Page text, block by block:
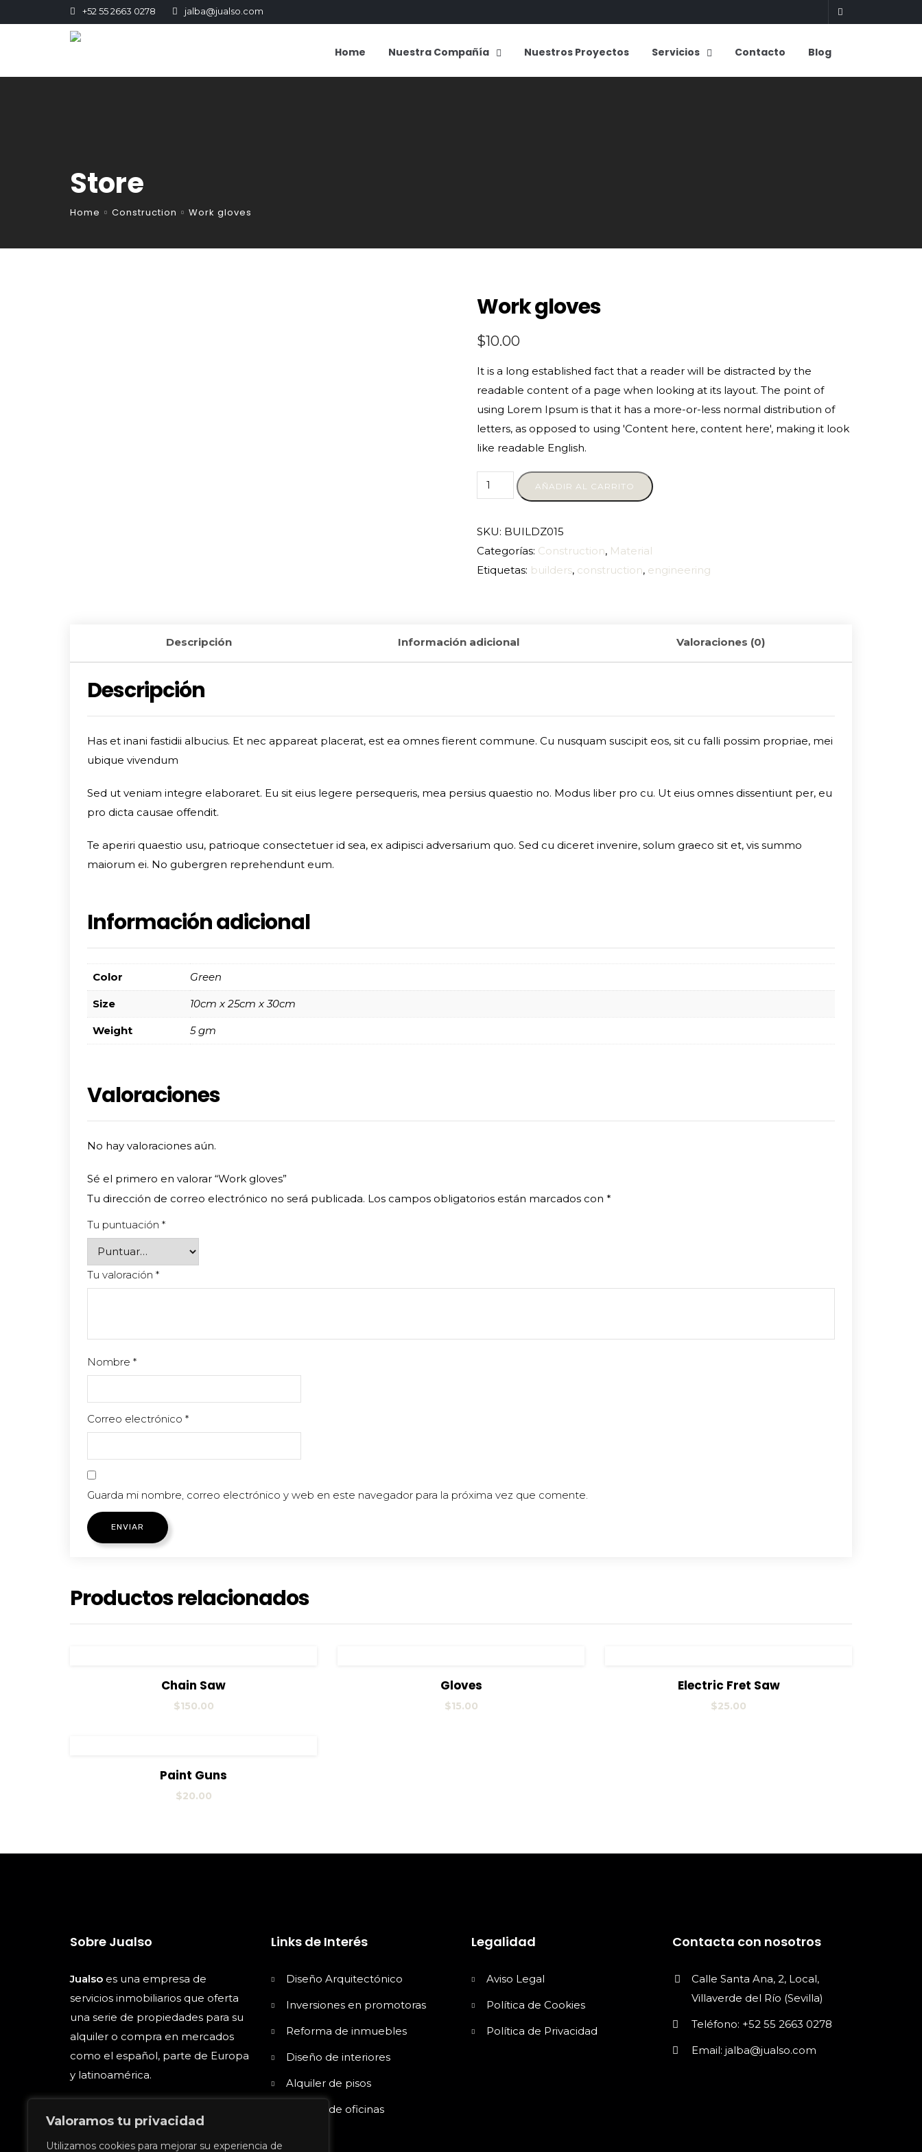
Valoramos tu privacidad
Utilizamos cookies para mejorar su experiencia de
+52 55 2663 0278 jalba@jualso.com
Home Nuestra Compañía Nuestros Proyectos Servicios Contacto Blog
Store
Home Construction Work gloves
Work gloves
$10.00
It is a long established fact that a reader will be distracted by the
readable content of a page when looking at its layout. The point of
using Lorem Ipsum is that it has a more-or-less normal distribution of
letters, as opposed to using 'Content here, content here', making it look
like readable English.
AÑADIR AL CARRITO
SKU: BUILDZ015
Categorías: Construction, Material
Etiquetas: builders, construction, engineering
Descripción Información adicional Valoraciones (0)
Descripción
Has et inani fastidii albucius. Et nec appareat placerat, est ea omnes fierent commune. Cu nusquam suscipit eos, sit cu falli possim propriae, mei
ubique vivendum
Sed ut veniam integre elaboraret. Eu sit eius legere persequeris, mea persius quaestio no. Modus liber pro cu. Ut eius omnes dissentiunt per, eu
pro dicta causae offendit.
Te aperiri quaestio usu, patrioque consectetuer id sea, ex adipisci adversarium quo. Sed cu diceret invenire, solum graeco sit et, vis summo
maiorum ei. No gubergren reprehendunt eum.
Información adicional
Color Green
Size 10cm x 25cm x 30cm
Weight 5 gm
Valoraciones
No hay valoraciones aún.
Sé el primero en valorar “Work gloves”
Tu dirección de correo electrónico no será publicada. Los campos obligatorios están marcados con *
Tu puntuación *
Tu valoración *
Nombre *
Correo electrónico *
Guarda mi nombre, correo electrónico y web en este navegador para la próxima vez que comente.
Productos relacionados
View DetailsChain Saw
$150.00
Gloves
$15.00
View Details Añadir al carrito
Electric Fret Saw
$25.00
View DetailsPaint Guns
$20.00
Sobre Jualso
Jualso es una empresa de
servicios inmobiliarios que oferta
una serie de propiedades para su
alquiler o compra en mercados
como el español, parte de Europa
y latinoamérica.
Links de Interés
Diseño Arquitectónico
Inversiones en promotoras
Reforma de inmuebles
Diseño de interiores
Alquiler de pisos
Alquiler de oficinas
Legalidad
Aviso Legal
Política de Cookies
Política de Privacidad
Contacta con nosotros
Calle Santa Ana, 2, Local,
Villaverde del Río (Sevilla)
Teléfono: +52 55 2663 0278
Email: jalba@jualso.com